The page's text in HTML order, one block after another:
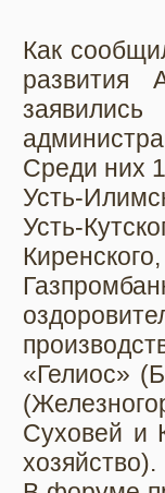
Как
развития
Среди них
Усть-
Усть-
«Гелиос»
Суховей и
хозяйство).